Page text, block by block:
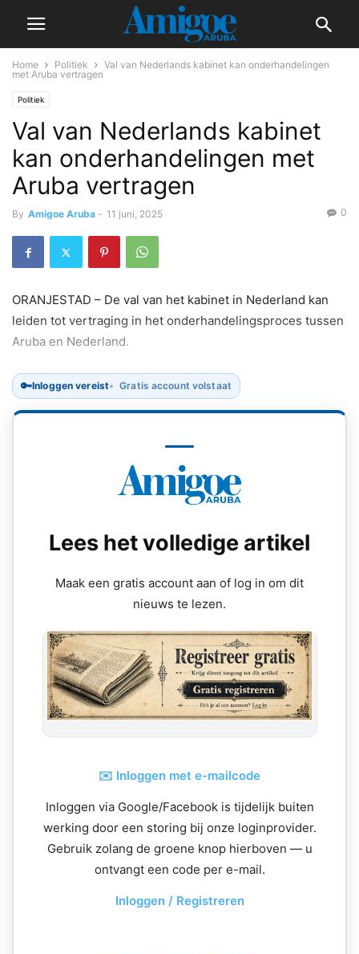
Home Politiek
Val van Nederlands kabinet kan onderhandelingen
met Aruba vertragen
Politiek
Val van Nederlands kabinet
kan onderhandelingen met
Aruba vertragen
By Amigoe Aruba - 11 juni, 2025 0
ORANJESTAD – De val van het kabinet in Nederland kan
leiden tot vertraging in het onderhandelingsproces tussen
Aruba en Nederland.
🔑Inloggen vereist Gratis account volstaat
Lees het volledige artikel
Maak een gratis account aan of log in om dit
nieuws te lezen.
✉️ Inloggen met e-mailcode
Inloggen via Google/Facebook is tijdelijk buiten
werking door een storing bij onze loginprovider.
Gebruik zolang de groene knop hierboven — u
ontvangt een code per e-mail.
Inloggen / Registreren